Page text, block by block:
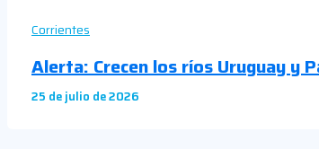
Corrientes
Alerta: Crecen los ríos Uruguay y
25 de julio de 2026